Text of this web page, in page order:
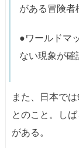
がある冒険者
●ワールドマ
ない現象が確
また、日本で
とのこと。し
がある。